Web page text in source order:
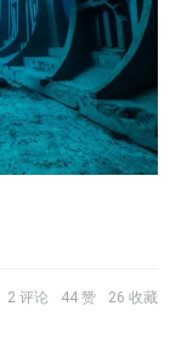
2 评论 44 赞 26 收藏